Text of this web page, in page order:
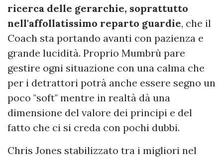
ricerca delle gerarchie, soprattutto
nell'affollatissimo reparto guardie, che il
Coach sta portando avanti con pazienza e
grande lucidità. Proprio Mumbrù pare
gestire ogni situazione con una calma che
per i detrattori potrà anche essere segno un
poco "soft" mentre in realtà dà una
dimensione del valore dei principi e del
fatto che ci si creda con pochi dubbi.
Chris Jones stabilizzato tra i migliori nel